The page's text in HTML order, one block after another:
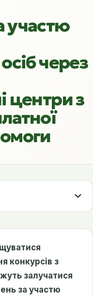
участю
через
центри з
конкурсів з
залучатися
за участю